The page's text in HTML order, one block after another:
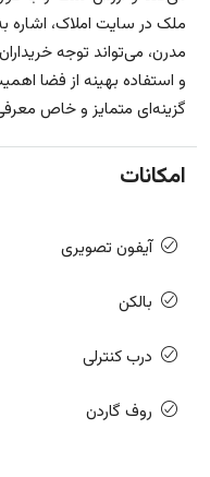
ملک در سایت املاک، اشاره
مدرن، می‌تواند توجه
و استفاده بهینه از فضا
گزینه‌ای متمایز و خاص
امکانات
آیفون تصویری
بالکن
درب کنترلی
روف گاردن